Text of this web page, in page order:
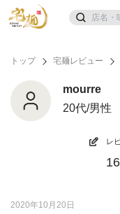
トップ 宅麺レビュー
mourre
20代/男性
レ
2020年10月20日